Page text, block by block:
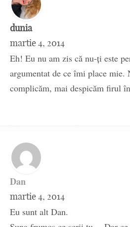
dunia
martie 4, 2014
Eh! Eu nu am zis că nu-ți este
argumentat de ce îmi place mie.
complicăm, mai despicăm firul
Dan
martie 4, 2014
Eu sunt alt Dan.